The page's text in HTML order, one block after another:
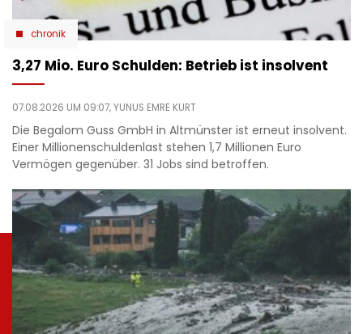
chronik
3,27 Mio. Euro Schulden: Betrieb ist insolvent
07.08.2026 UM 09:07,YUNUS EMRE KURT
Die Begalom Guss GmbH in Altmünster ist erneut insolvent.
Einer Millionenschuldenlast stehen 1,7 Millionen Euro
Vermögen gegenüber. 31 Jobs sind betroffen.